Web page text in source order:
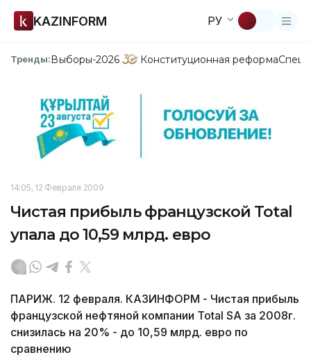
KAZINFORM РУ
Тренды:Выборы-2026 Конституционная реформа
14:05, 12 Февраля 2009
Чистая прибыль французской Total
упала до 10,59 млрд. евро
ПАРИЖ. 12 февраля. КАЗИНФОРМ - Чистая прибыль
французской нефтяной компании Total SA за 2008г.
снизилась на 20% - до 10,59 млрд. евро по
сравнению